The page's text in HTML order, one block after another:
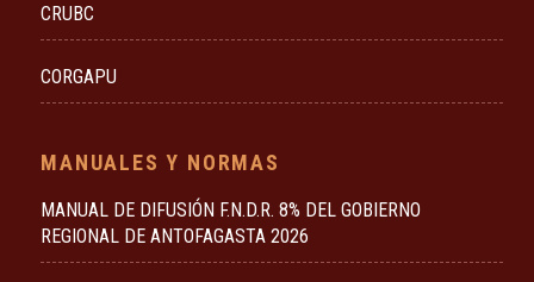
CRUBC
CORGAPU
MANUALES Y NORMAS
MANUAL DE DIFUSIÓN F.N.D.R. 8% DEL GOBIERNO
REGIONAL DE ANTOFAGASTA 2026